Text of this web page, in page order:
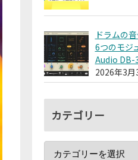
ドラムの
6つのモジ
Audio
2026年3月
カテゴリー